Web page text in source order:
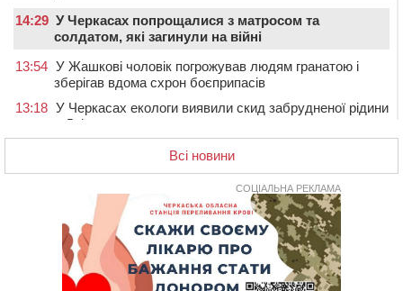
14:29 У Черкасах попрощалися з матросом та
солдатом, які загинули на війні
13:54 У Жашкові чоловік погрожував людям гранатою і
зберігав вдома схрон боєприпасів
13:18 У Черкасах екологи виявили скид забрудненої рідини
в Дніпро
У Тальнівській громаді провели в останню путь
захисника, який помер від тяжкої хвороби
У Городищі шестикласниця наклала на себе
руки: незадовго до трагедії її побили однолітки
(ВІДЕО)
Учителя Черкаської гімназії №31 відзначили Премією
Кабміну
Всі новини
СОЦІАЛЬНА РЕКЛАМА